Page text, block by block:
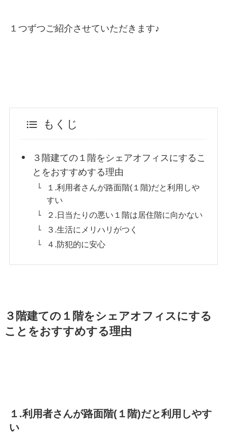
１つずつご紹介させていただきます♪
もくじ
３階建ての１階をシェアオフィスにするこ
とをおすすめする理由
１.利用者さんが路面階(１階)だと利用しや
すい
２.日当たりの悪い１階は居住階に向かない
３.生活にメリハリがつく
４.防犯的に安心
３階建ての１階をシェアオフィスにする
ことをおすすめする理由
１.利用者さんが路面階(１階)だと利用しやす
い